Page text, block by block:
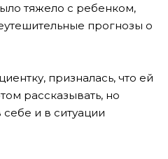
тяжело с ребенком,
прогнозы о
призналась, что ей
рассказывать, но
и в ситуации